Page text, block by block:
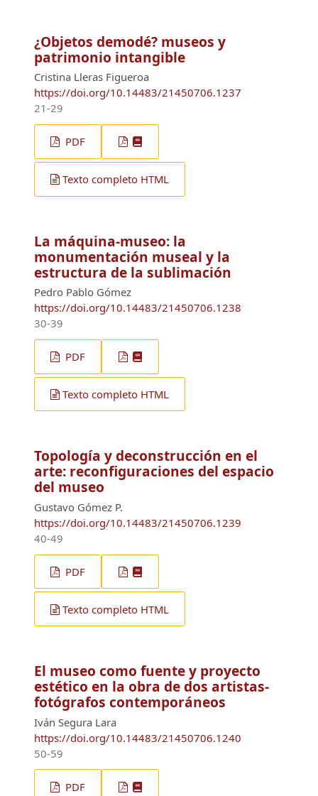
¿Objetos demodé? museos y
patrimonio intangible
Cristina Lleras Figueroa
https://doi.org/10.14483/21450706.1237
21-29
PDF
Texto completo HTML
La máquina-museo: la
monumentación museal y la
estructura de la sublimación
Pedro Pablo Gómez
https://doi.org/10.14483/21450706.1238
30-39
PDF
Texto completo HTML
Topología y deconstrucción en el
arte: reconfiguraciones del espacio
del museo
Gustavo Gómez P.
https://doi.org/10.14483/21450706.1239
40-49
PDF
Texto completo HTML
El museo como fuente y proyecto
estético en la obra de dos artistas-
fotógrafos contemporáneos
Iván Segura Lara
https://doi.org/10.14483/21450706.1240
50-59
PDF